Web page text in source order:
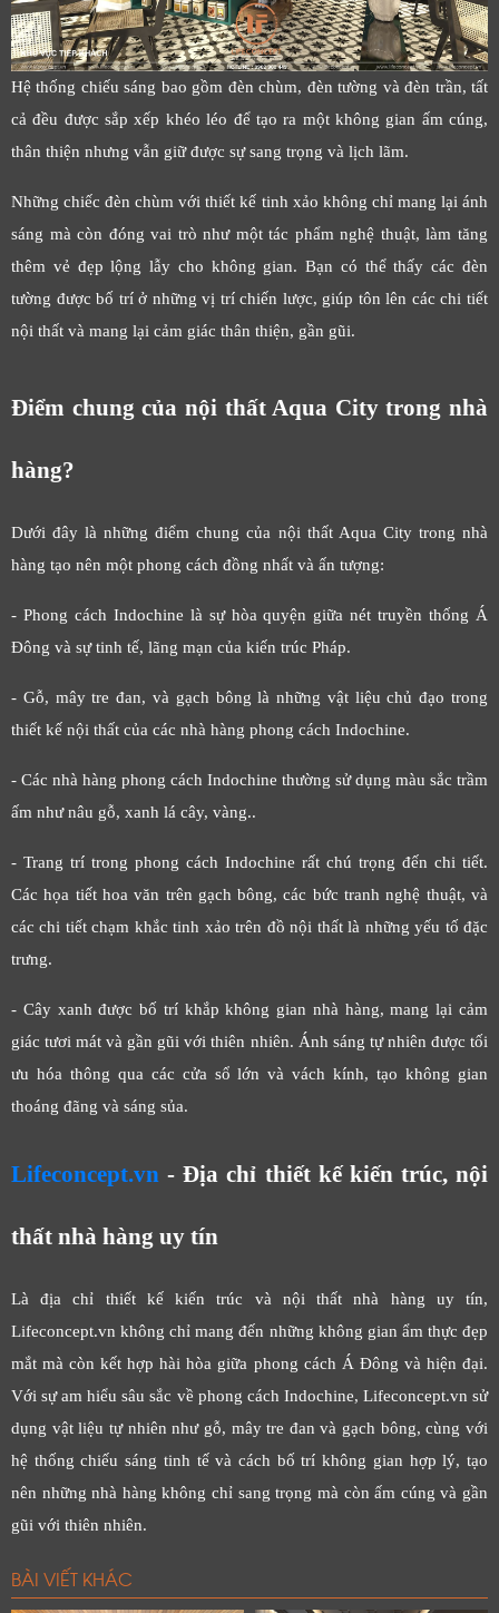
Hệ thống chiếu sáng bao gồm đèn chùm, đèn tường và đèn trần, tất
cả đều được sắp xếp khéo léo để tạo ra một không gian ấm cúng,
thân thiện nhưng vẫn giữ được sự sang trọng và lịch lãm.
Những chiếc đèn chùm với thiết kế tinh xảo không chỉ mang lại ánh
sáng mà còn đóng vai trò như một tác phẩm nghệ thuật, làm tăng
thêm vẻ đẹp lộng lẫy cho không gian. Bạn có thể thấy các đèn
tường được bố trí ở những vị trí chiến lược, giúp tôn lên các chi tiết
nội thất và mang lại cảm giác thân thiện, gần gũi.
Điểm chung của nội thất Aqua City trong nhà
hàng?
Dưới đây là những điểm chung của nội thất Aqua City trong nhà
hàng tạo nên một phong cách đồng nhất và ấn tượng:
- Phong cách Indochine là sự hòa quyện giữa nét truyền thống Á
Đông và sự tinh tế, lãng mạn của kiến trúc Pháp.
- Gỗ, mây tre đan, và gạch bông là những vật liệu chủ đạo trong
thiết kế nội thất của các nhà hàng phong cách Indochine.
- Các nhà hàng phong cách Indochine thường sử dụng màu sắc trầm
ấm như nâu gỗ, xanh lá cây, vàng..
- Trang trí trong phong cách Indochine rất chú trọng đến chi tiết.
Các họa tiết hoa văn trên gạch bông, các bức tranh nghệ thuật, và
các chi tiết chạm khắc tinh xảo trên đồ nội thất là những yếu tố đặc
trưng.
- Cây xanh được bố trí khắp không gian nhà hàng, mang lại cảm
giác tươi mát và gần gũi với thiên nhiên. Ánh sáng tự nhiên được tối
ưu hóa thông qua các cửa sổ lớn và vách kính, tạo không gian
thoáng đãng và sáng sủa.
Lifeconcept.vn - Địa chỉ thiết kế kiến trúc, nội
thất nhà hàng uy tín
Là địa chỉ thiết kế kiến trúc và nội thất nhà hàng uy tín,
Lifeconcept.vn không chỉ mang đến những không gian ẩm thực đẹp
mắt mà còn kết hợp hài hòa giữa phong cách Á Đông và hiện đại.
Với sự am hiểu sâu sắc về phong cách Indochine, Lifeconcept.vn sử
dụng vật liệu tự nhiên như gỗ, mây tre đan và gạch bông, cùng với
hệ thống chiếu sáng tinh tế và cách bố trí không gian hợp lý, tạo
nên những nhà hàng không chỉ sang trọng mà còn ấm cúng và gần
gũi với thiên nhiên.
BÀI VIẾT KHÁC